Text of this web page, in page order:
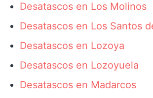
Desatascos en Los Molinos
Desatascos en Los Santos
Desatascos en Lozoya
Desatascos en Lozoyuela
Desatascos en Madarcos